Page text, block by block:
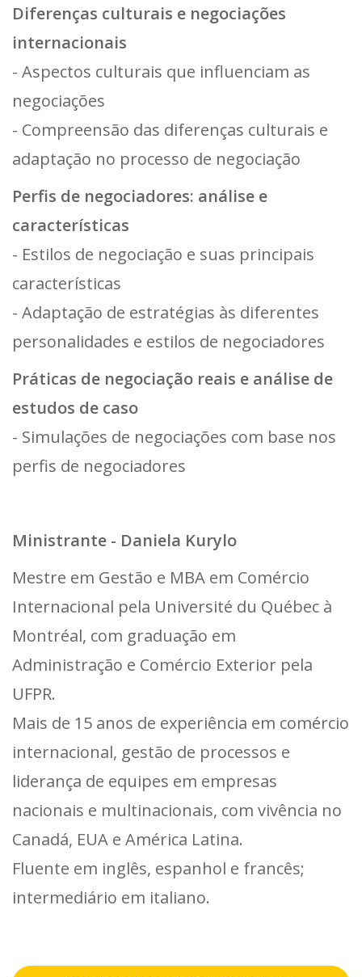
Diferenças culturais e negociações
internacionais
- Aspectos culturais que influenciam as
negociações
- Compreensão das diferenças culturais e
adaptação no processo de negociação
Perfis de negociadores: análise e
características
- Estilos de negociação e suas principais
características
- Adaptação de estratégias às diferentes
personalidades e estilos de negociadores
Práticas de negociação reais e análise de
estudos de caso
- Simulações de negociações com base nos
perfis de negociadores
Ministrante - Daniela Kurylo
Mestre em Gestão e MBA em Comércio
Internacional pela Université du Québec à
Montréal, com graduação em
Administração e Comércio Exterior pela
UFPR.
Mais de 15 anos de experiência em comércio
internacional, gestão de processos e
liderança de equipes em empresas
nacionais e multinacionais, com vivência no
Canadá, EUA e América Latina.
Fluente em inglês, espanhol e francês;
intermediário em italiano.